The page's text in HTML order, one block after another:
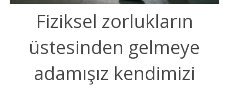
Fiziksel zorlukların
üstesinden gelmeye
adamışız kendimizi